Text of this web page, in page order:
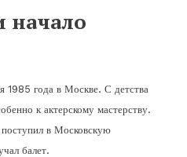
начало
1985 года в Москве. С детства
к актерскому мастерству.
в Московскую
балет.